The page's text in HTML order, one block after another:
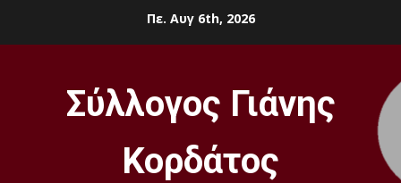
Πε. Αυγ 6th, 2026
Σύλλογος Γιάνης
Κορδάτος